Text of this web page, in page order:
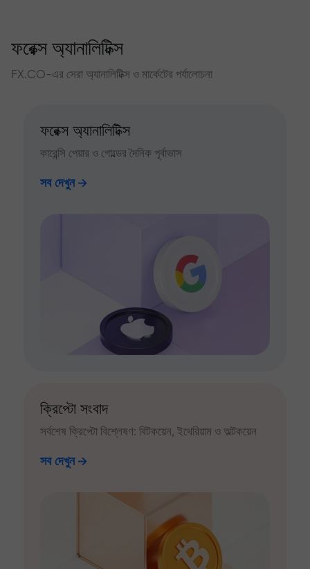
ফরেক্স অ্যানালিটিক্স
FX.CO-এর সেরা অ্যানালিটিক্স ও মার্কেটের পর্যালোচনা
ফরেক্স অ্যানালিটিক্স
কারেন্সি পেয়ার ও গোল্ডের দৈনিক পূর্বাভাস
সব দেখুন
ক্রিপ্টো সংবাদ
সর্বশেষ ক্রিপ্টো বিশ্লেষণ: বিটকয়েন, ইথেরিয়াম ও অল্টকয়েন
সব দেখুন